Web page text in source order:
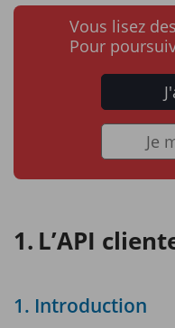
Vous lisez des
Pour
Je
L’API
1. Introduction